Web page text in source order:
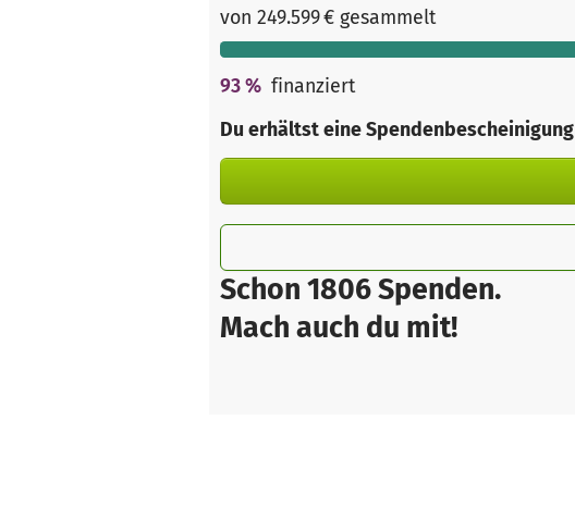
Schon 1806 Spenden.
Mach auch du mit!
von 249.599 € gesammelt
93% finanziert
Du erhältst eine Spendenbescheinigung